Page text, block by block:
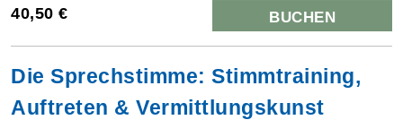
40,50 € BUCHEN
Die Sprechstimme: Stimmtraining,
Auftreten & Vermittlungskunst